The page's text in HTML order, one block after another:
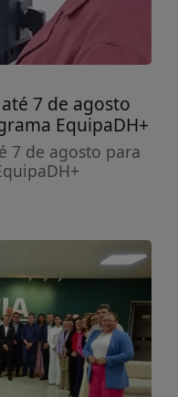
7 de agosto
EquipaDH+
7 de agosto para